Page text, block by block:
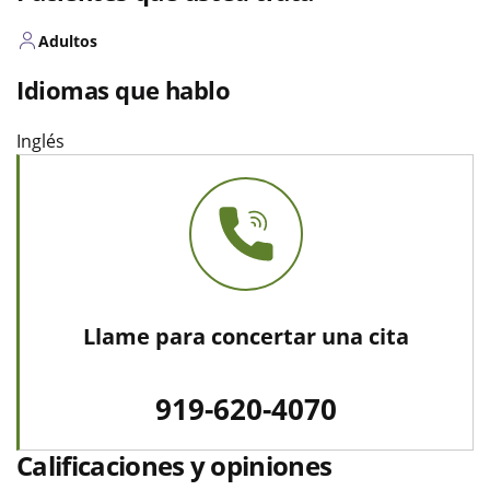
Adultos
Idiomas que hablo
Inglés
Llame para concertar una cita
919-620-4070
Calificaciones y opiniones